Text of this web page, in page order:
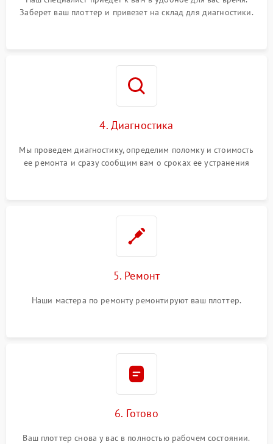
Заберет ваш плоттер и привезет на склад для диагностики.
4. Диагностика
Мы проведем диагностику, определим поломку и стоимость
ее ремонта и сразу сообщим вам о сроках ее устранения
5. Ремонт
Наши мастера по ремонту ремонтируют ваш плоттер.
6. Готово
Ваш плоттер снова у вас в полностью рабочем состоянии.